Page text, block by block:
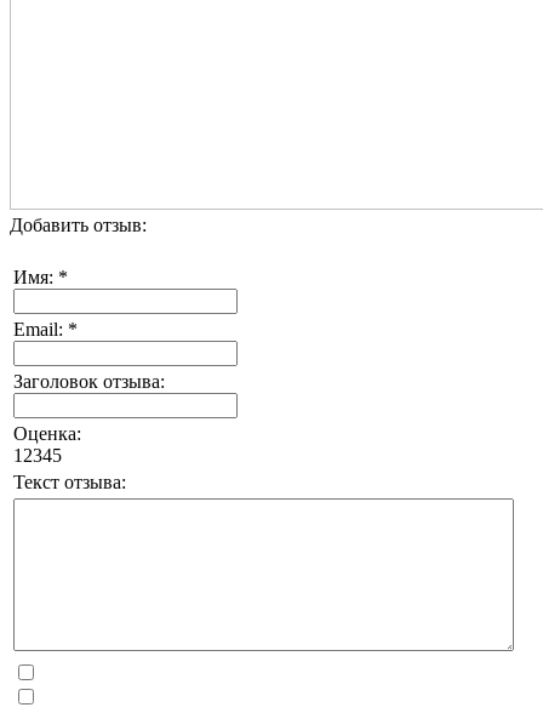
Добавить отзыв:
Имя: *
Email: *
Заголовок отзыва:
Оценка:
1 2345
Текст отзыва: